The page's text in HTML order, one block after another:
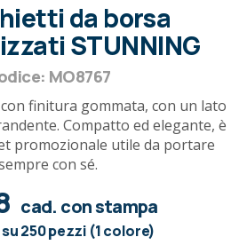
da borsa
STUNNING
MO8767
finitura gommata, con un lato
Compatto ed elegante, è
promozionale utile da portare
con sé.
cad. con stampa
250 pezzi (1 colore)